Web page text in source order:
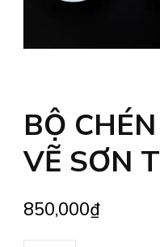
BỘ
VẼ SƠN
850,000₫